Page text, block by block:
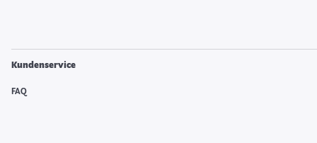
Kundenservice
FAQ